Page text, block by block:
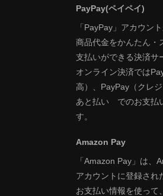
PayPay(ペイペイ)
「PayPay」アカウント
商品代金をかんたん・
支払いができる決済サ
オンライン決済では
高）、PayPay（クレ
あと払い でのお支払
す。
Amazon Pay
「Amazon Pay」は、
アカウントに登録され
お支払い情報を使って